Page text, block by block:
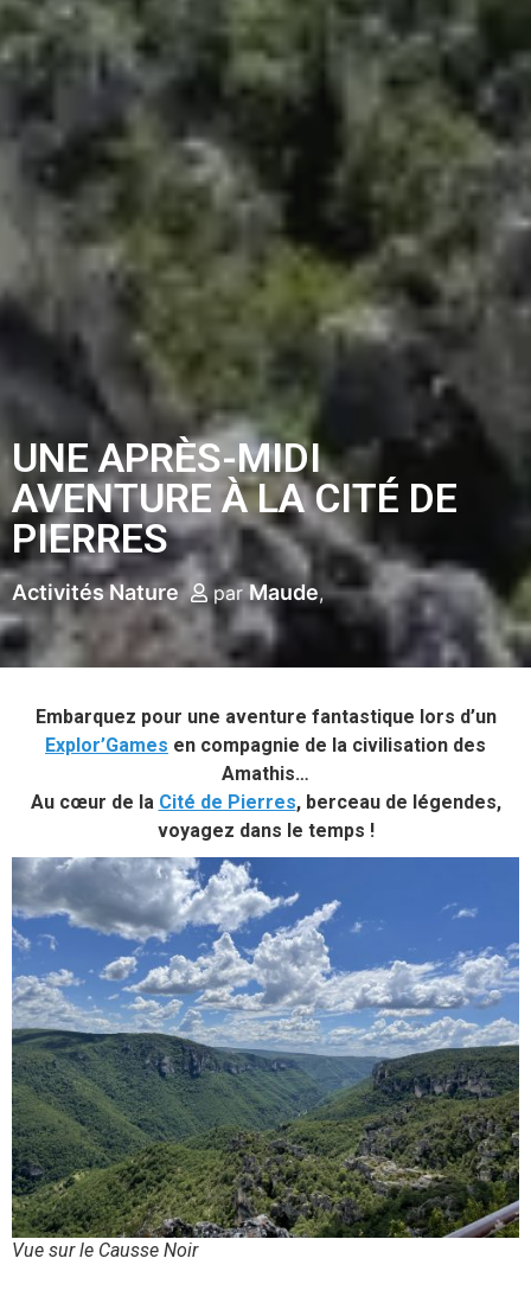
UNE APRÈS-MIDI
AVENTURE À LA CITÉ DE
PIERRES
Activités Nature par Maude
Embarquez pour une aventure fantastique lors d’un
Explor’Games en compagnie de la civilisation des
Amathis…
Au cœur de la Cité de Pierres, berceau de légendes,
voyagez dans le temps !
Vue sur le Causse Noir